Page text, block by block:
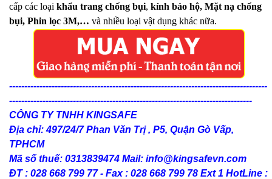
cấp các loại khẩu trang chống bụi, kính bảo hộ, Mặt nạ chống
bụi, Phin lọc 3M,… và nhiều loại vật dụng khác nữa.
-------------------------------------------------------------------------------------
--------------------------------------------------------------------------------
CÔNG TY TNHH KINGSAFE
Địa chỉ: 497/24/7 Phan Văn Trị , P5, Quận Gò Vấp,
TPHCM
Mã số thuế: 0313839474 Mail: info@kingsafevn.com
ĐT : 028 668 799 77 - Fax : 028 668 799 78 Ext 1 HotLine :